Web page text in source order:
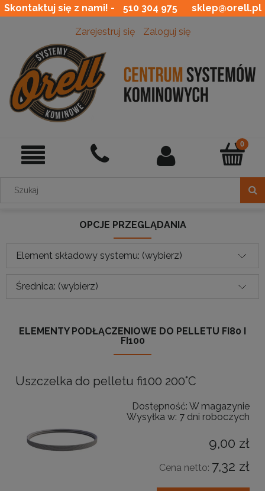
Skontaktuj się z nami! - 510 304 975 sklep@orell.pl
Zarejestruj się Zaloguj się
OPCJE PRZEGLĄDANIA
Element składowy systemu: (wybierz)
Średnica: (wybierz)
ELEMENTY PODŁĄCZENIOWE DO PELLETU FI80 I
FI100
Uszczelka do pelletu fi100 200°C
Dostępność: W magazynie
Wysyłka w: 7 dni roboczych
9,00 zł
Cena netto: 7,32 zł